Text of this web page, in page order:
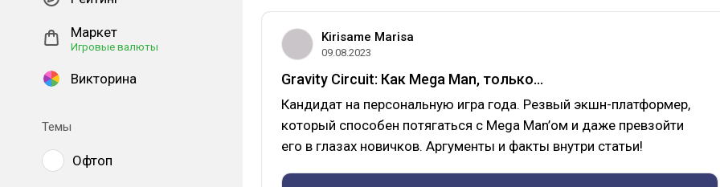
Маркет
Игровые валюты
Викторина
Темы
Офтоп
Kirisame Marisa
09.08.2023
Gravity Circuit: Как Mega Man, только…
Кандидат на персональную игра года. Резвый экшн-платформер,
который способен потягаться с Mega Man’ом и даже превзойти
его в глазах новичков. Аргументы и факты внутри статьи!